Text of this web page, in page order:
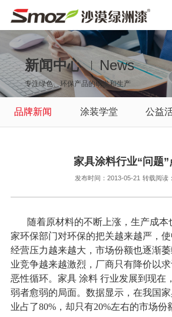
新闻中心 News
专注绿色、环保产品的研发和生产
品牌新闻 涂装学堂 公益
家具涂料行业“问题”
发布时间：2013-05-21 转载阅读
随着原材料的不断上涨，生产成本
家环保部门对环保的把关越来越严，
经营压力越来越大，市场份额也逐渐
业竞争越来越激烈，厂商只有降价以
恶性循环。家具 涂料行业发展到现在
弱者愈弱的局面。数据显示，在我国
业占了80%，却只有20%左右的市场份